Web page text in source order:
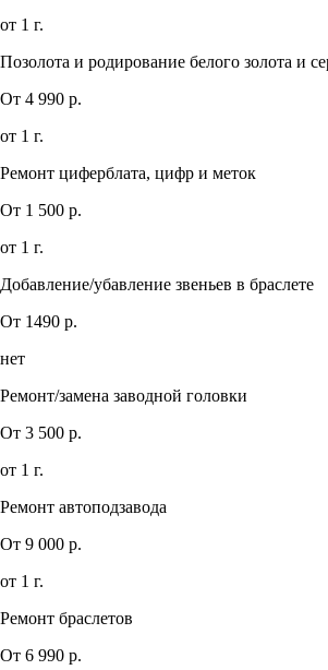
от 1 г.
Позолота и родирование белого золота и
От 4 990 р.
от 1 г.
Ремонт циферблата, цифр и меток
От 1 500 р.
от 1 г.
Добавление/убавление звеньев в браслете
От 1490 р.
нет
Ремонт/замена заводной головки
От 3 500 р.
от 1 г.
Ремонт автоподзавода
От 9 000 р.
от 1 г.
Ремонт браслетов
От 6 990 р.